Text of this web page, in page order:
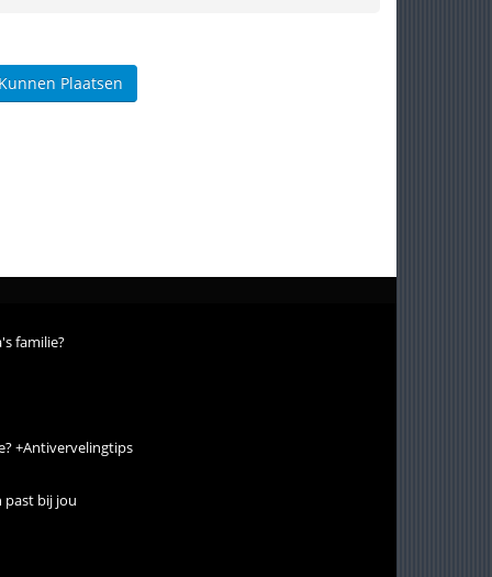
Plaatsen
familie?
+Antivervelingtips
past bij jou